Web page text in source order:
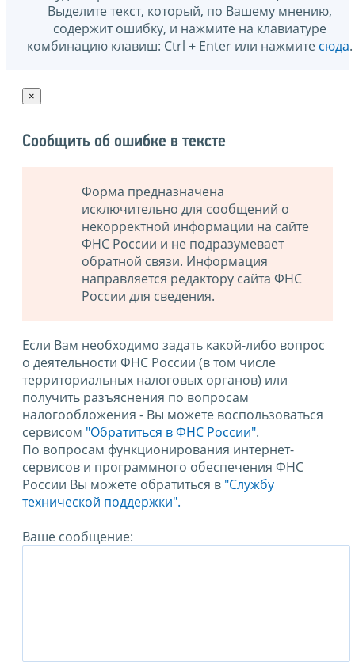
Выделите текст, который, по Вашему мнению,
содержит ошибку, и нажмите на клавиатуре
комбинацию клавиш: Ctrl + Enter или нажмите сюда.
×
Сообщить об ошибке в тексте
Форма предназначена
исключительно для сообщений о
некорректной информации на сайте
ФНС России и не подразумевает
обратной связи. Информация
направляется редактору сайта ФНС
России для сведения.
Если Вам необходимо задать какой-либо вопрос
о деятельности ФНС России (в том числе
территориальных налоговых органов) или
получить разъяснения по вопросам
налогообложения - Вы можете воспользоваться
сервисом "Обратиться в ФНС России".
По вопросам функционирования интернет-
сервисов и программного обеспечения ФНС
России Вы можете обратиться в "Службу
технической поддержки".
Ваше сообщение: